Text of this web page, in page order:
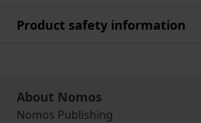
Product safety information
About Nomos
Nomos Publishing